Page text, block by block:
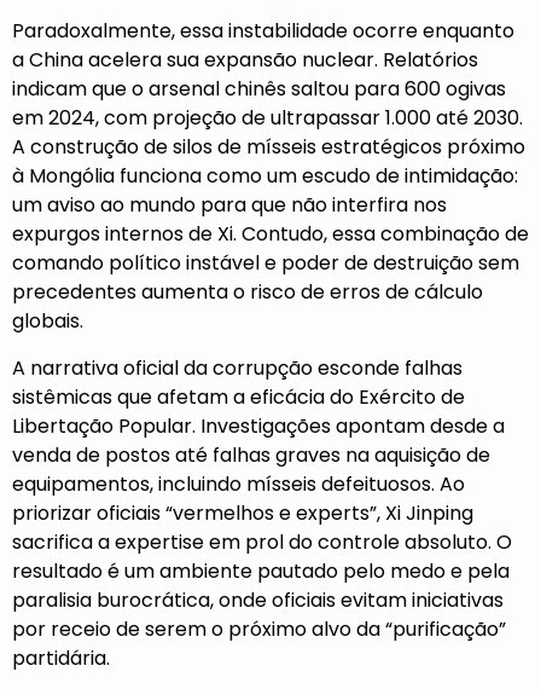
Paradoxalmente, essa instabilidade ocorre enquanto
a China acelera sua expansão nuclear. Relatórios
indicam que o arsenal chinês saltou para 600 ogivas
em 2024, com projeção de ultrapassar 1.000 até 2030.
A construção de silos de mísseis estratégicos próximo
à Mongólia funciona como um escudo de intimidação:
um aviso ao mundo para que não interfira nos
expurgos internos de Xi. Contudo, essa combinação de
comando político instável e poder de destruição sem
precedentes aumenta o risco de erros de cálculo
globais.
A narrativa oficial da corrupção esconde falhas
sistêmicas que afetam a eficácia do Exército de
Libertação Popular. Investigações apontam desde a
venda de postos até falhas graves na aquisição de
equipamentos, incluindo mísseis defeituosos. Ao
priorizar oficiais “vermelhos e experts”, Xi Jinping
sacrifica a expertise em prol do controle absoluto. O
resultado é um ambiente pautado pelo medo e pela
paralisia burocrática, onde oficiais evitam iniciativas
por receio de serem o próximo alvo da “purificação”
partidária.